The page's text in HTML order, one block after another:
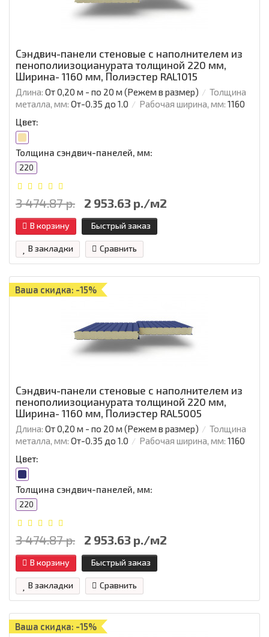
Сэндвич-панели стеновые с наполнителем из
пенополиизоцианурата толщиной 220 мм,
Ширина- 1160 мм, Полиэстер RAL1015
Длина: От 0,20 м - по 20 м (Режем в размер)
Толщина
металла, мм: От-0.35 до 1.0 Рабочая ширина, мм: 1160
Цвет:
Толщина сэндвич-панелей, мм:
220
3 474.87 р. 2 953.63 р./м2
В корзину Быстрый заказ
В закладки Сравнить
Ваша скидка: -15%
Сэндвич-панели стеновые с наполнителем из
пенополиизоцианурата толщиной 220 мм,
Ширина- 1160 мм, Полиэстер RAL5005
Длина: От 0,20 м - по 20 м (Режем в размер)
Толщина
металла, мм: От-0.35 до 1.0 Рабочая ширина, мм: 1160
Цвет:
Толщина сэндвич-панелей, мм:
220
3 474.87 р. 2 953.63 р./м2
В корзину Быстрый заказ
В закладки Сравнить
Ваша скидка: -15%